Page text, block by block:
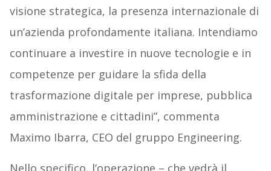
visione strategica, la presenza internazionale di
un’azienda profondamente italiana. Intendiamo
continuare a investire in nuove tecnologie e in
competenze per guidare la sfida della
trasformazione digitale per imprese, pubblica
amministrazione e cittadini”, commenta
Maximo Ibarra, CEO del gruppo Engineering.